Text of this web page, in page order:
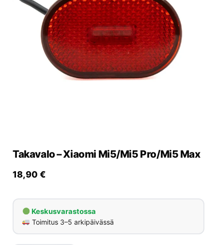
Varaosat
Lisävarusteet
Huoltopalvelu
Takavalo – Xiaomi Mi5/Mi5 Pro/Mi5 Max
18,90 €
Keskusvarastossa
Toimitus 3–5 arkipäivässä